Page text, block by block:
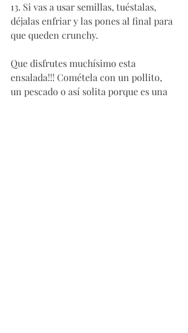
13. Si vas a usar semillas, tuéstalas,
déjalas enfriar y las pones al final para
que queden crunchy.
Que disfrutes muchísimo esta
ensalada!!! Cométela con un pollito,
un pescado o así solita porque es una